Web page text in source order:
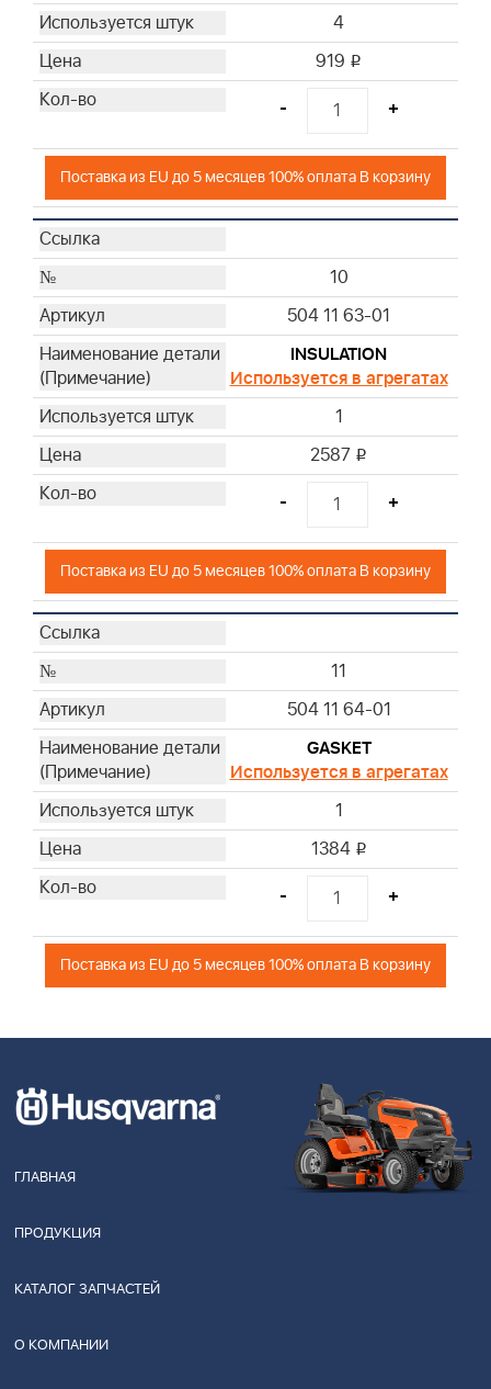
4
919 i
- +
Поставка из EU до 5 месяцев 100% оплата В корзину
10
504 11 63-01
INSULATION
Используется в агрегатах
1
2587 i
- +
Поставка из EU до 5 месяцев 100% оплата В корзину
11
504 11 64-01
GASKET
Используется в агрегатах
1
1384 i
- +
Поставка из EU до 5 месяцев 100% оплата В корзину
ГЛАВНАЯ
ПРОДУКЦИЯ
КАТАЛОГ ЗАПЧАСТЕЙ
О КОМПАНИИ